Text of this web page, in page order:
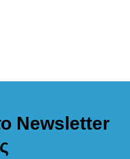
Newsletter